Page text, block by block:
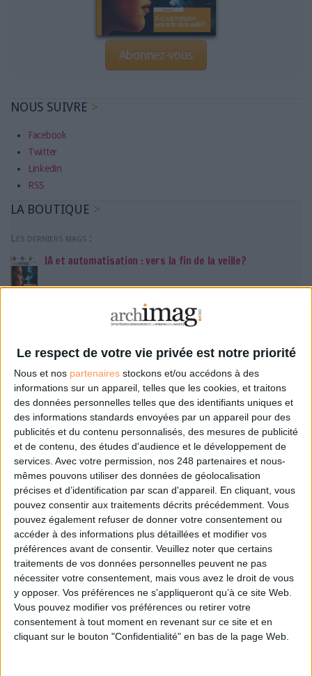
Le respect de votre vie privée est notre priorité
Nous et nos partenaires stockons et/ou accédons à des
informations sur un appareil, telles que les cookies, et traitons
des données personnelles telles que des identifiants uniques et
des informations standards envoyées par un appareil pour des
publicités et du contenu personnalisés, des mesures de publicité
et de contenu, des études d'audience et le développement de
services. Avec votre permission, nos 248 partenaires et nous-
mêmes pouvons utiliser des données de géolocalisation
précises et d’identification par scan d'appareil. En cliquant, vous
pouvez consentir aux traitements décrits précédemment. Vous
pouvez également refuser de donner votre consentement ou
accéder à des informations plus détaillées et modifier vos
préférences avant de consentir. Veuillez noter que certains
traitements de vos données personnelles peuvent ne pas
nécessiter votre consentement, mais vous avez le droit de vous
y opposer. Vos préférences ne s'appliqueront qu’à ce site Web.
Vous pouvez modifier vos préférences ou retirer votre
consentement à tout moment en revenant sur ce site et en
cliquant sur le bouton "Confidentialité" en bas de la page Web.
Abonnez-vous
NOUS SUIVRE
Facebook
Twitter
Linkedin
RSS
LA BOUTIQUE
Les derniers mags :
IA et automatisation : vers la fin de la veille?
Bibliothèques : comment survivre face aux pressions?
DSI du secteur public : le pivot de la transformation
Les derniers guides :
IA génératives : cas d’usage et retours d’expérience
Archivage physique et électronique : enjeux, méthodes et
outils
Stratégie data : tirez profit de l’intelligence des
données
LES DERNIÈRES PARUTIONS